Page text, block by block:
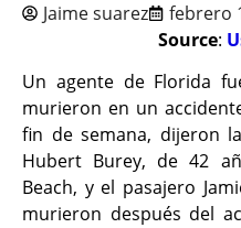
Jaime suarez febrero
Source:
Un agente de Florida
murieron en un
fin de semana, dijeron
Hubert Burey, de 42
Beach, y el pasajero
murieron después del